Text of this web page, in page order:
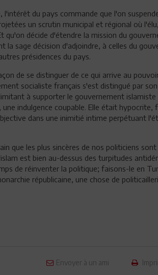
l'intérêt du pays commande que l'on
un scrutin municipal et régional où
qu'on décide d'étendre la mission du
la sage décision d'adjoindre, à celles du
présidences du pays.
de se distinguer de ce qui arrive au
socialiste français s'est distingué par
à supporter le gouvernement
indulgence coupable. Elle était hypocrite,
dans une inimitié intime perpétuant
que les plus sincères de nos politiciens
est bien au-dessus des turpitudes
de réinventer la politique; faisons-le en
républicaine, une chose de
Envoyer à un ami